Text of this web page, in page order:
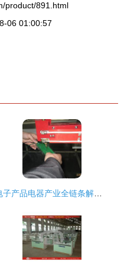
product/891.html
06 01:00:57